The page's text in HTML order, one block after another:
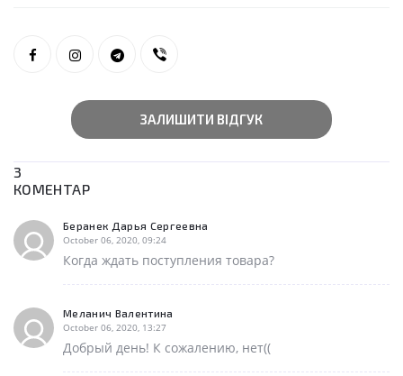
ЗАЛИШИТИ ВІДГУК
3
КОМЕНТАР
Беранек Дарья Сергеевна
October 06, 2020, 09:24
Когда ждать поступления товара?
Меланич Валентина
October 06, 2020, 13:27
Добрый день! К сожалению, нет((